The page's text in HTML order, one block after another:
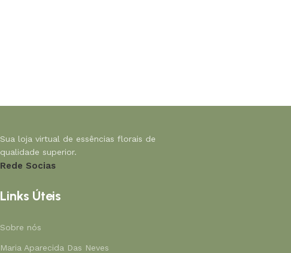
Sua loja virtual de essências florais de
qualidade superior.
Rede Socias
Links Úteis
Sobre nós
Maria Aparecida Das Neves